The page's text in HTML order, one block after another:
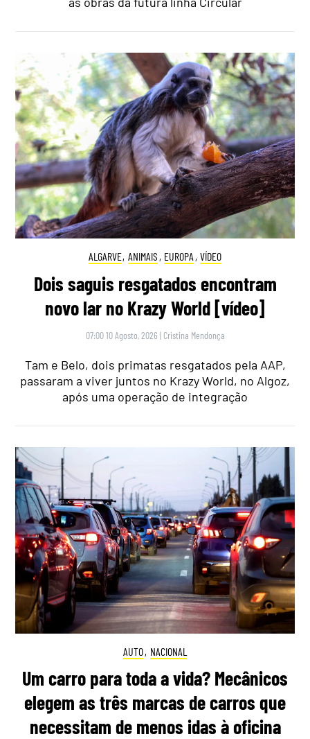
ALGARVE, ANIMAIS , EUROPA , VÍDEO
Dois saguis resgatados encontram
novo lar no Krazy World [vídeo]
07:00 10 Agosto, 2026 | Cristina Mendonça
Tam e Belo, dois primatas resgatados pela AAP,
passaram a viver juntos no Krazy World, no Algoz,
após uma operação de integração
AUTO, NACIONAL
Um carro para toda a vida? Mecânicos
elegem as três marcas de carros que
necessitam de menos idas à oficina